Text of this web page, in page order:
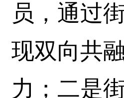
员，通过
现双向共
力；二是